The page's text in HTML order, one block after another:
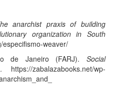
anarchist praxis of building
organization in South
weaver/
de Janeiro (FARJ). Social
. https://zabalazabooks.net/wp-